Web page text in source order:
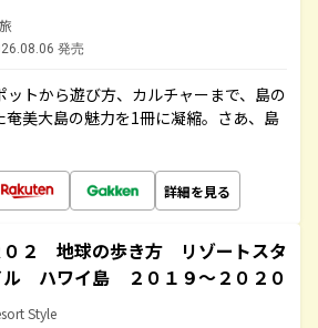
発売
トから遊び方、カルチャーまで、島の
奄美大島の魅力を1冊に凝縮。さあ、島
詳細を見る
０２ 地球の歩き方 リゾートスタ
ル ハワイ島 ２０１９～２０２０
Style